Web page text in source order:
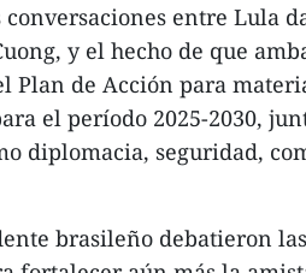
entre Lula
y el hecho de que
Plan de Acción para
el período 2025-2030,
diplomacia, seguridad,
brasileño debatieron